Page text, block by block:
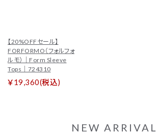
【20%OFFセール】
FORFORMO（フォルフォ
ルモ）｜Form Sleeve
Tops｜724310
￥19,360(税込)
NEW ARRIVAL